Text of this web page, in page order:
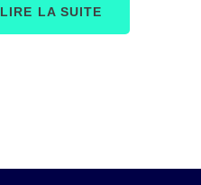
LIRE LA SUITE